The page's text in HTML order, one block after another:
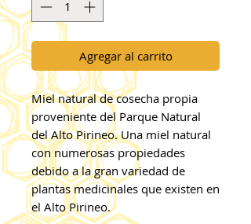
Agregar al carrito
Miel natural de cosecha propia
proveniente del Parque Natural
del Alto Pirineo. Una miel natural
con numerosas propiedades
debido a la gran variedad de
plantas medicinales que existen en
el Alto Pirineo.